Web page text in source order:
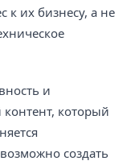
к их бизнесу, а не
и
который
создать